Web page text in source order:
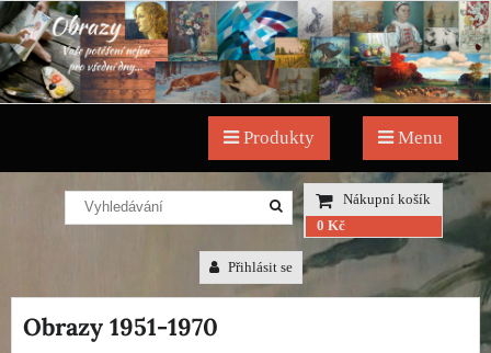
Produkty Menu
Nákupní košík
0 Kč
Přihlásit se
Obrazy 1951-1970